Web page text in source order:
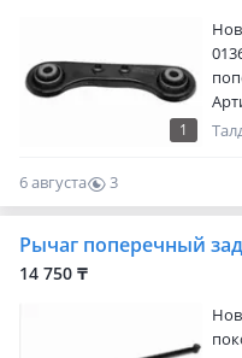
1
6 августа
3
0
Рычаг поперечный
14 750 ₸